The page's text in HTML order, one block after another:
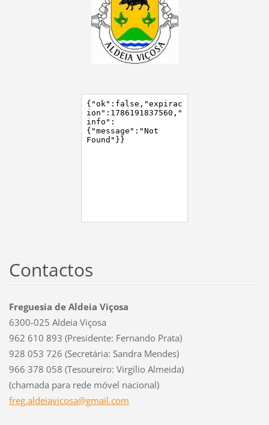
Contactos
Freguesia de Aldeia Viçosa
6300-025 Aldeia Viçosa
962 610 893 (Presidente: Fernando Prata)
928 053 726 (Secretária: Sandra Mendes)
966 378 058 (Tesoureiro: Virgílio Almeida)
(chamada para rede móvel nacional)
freg.aldeiavicosa@gmail.com